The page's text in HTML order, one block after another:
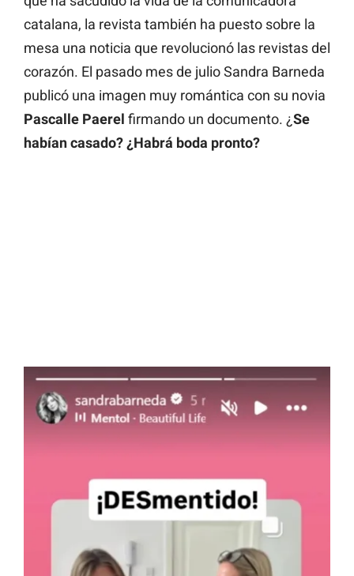
catalana, la revista también ha puesto sobre la
mesa una noticia que revolucionó las revistas del
corazón. El pasado mes de julio Sandra Barneda
publicó una imagen muy romántica con su novia
Pascalle Paerel firmando un documento. ¿Se
habían casado? ¿Habrá boda pronto?